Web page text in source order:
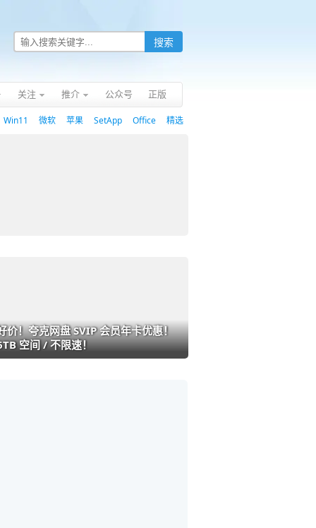
关注 推介 公众号 正版
Win11 微软 苹果 SetApp Office 精选
价！夸克网盘 SVIP 会员年卡优惠！
空间 / 不限速！